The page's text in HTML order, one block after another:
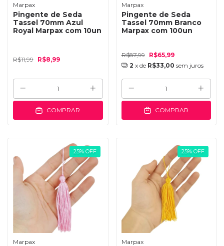
Marpax
Pingente de Seda
Tassel 70mm Azul
Royal Marpax com 10un
R$11,99 R$8,99
COMPRAR
Marpax
Pingente de Seda
Tassel 70mm Branco
Marpax com 100un
R$87,99
R$65,99
2 x de R$33,00 sem juros
COMPRAR
25% OFF
Marpax
25% OFF
Marpax